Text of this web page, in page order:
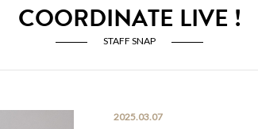
COORDINATE LIVE !
STAFF SNAP
2025.03.07